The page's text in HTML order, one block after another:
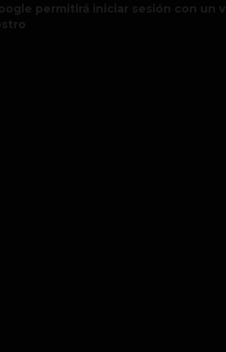
permitirá iniciar sesión con un